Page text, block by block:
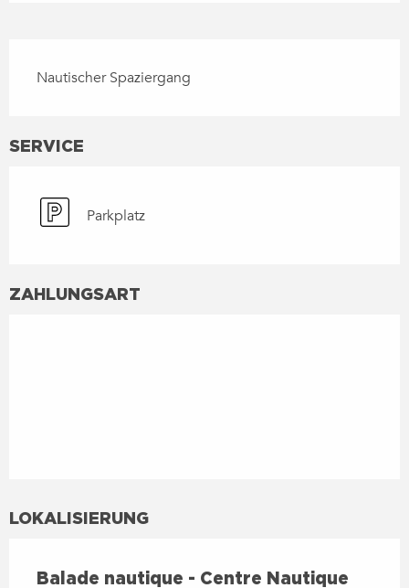
Nautischer Spaziergang
SERVICE
Parkplatz
ZAHLUNGSART
LOKALISIERUNG
Balade nautique - Centre Nautique